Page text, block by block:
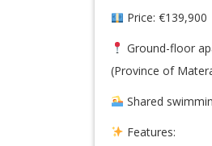
Price: €139,900
Ground-floor
(Province of
Shared
Features: